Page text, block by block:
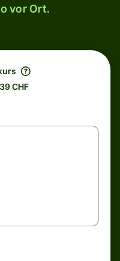
vor Ort.
CHF